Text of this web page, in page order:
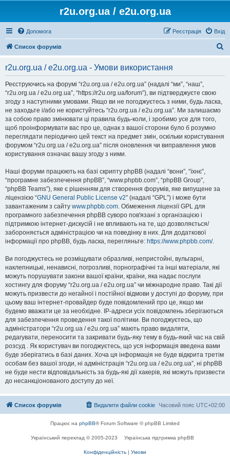
r2u.org.ua / e2u.org.ua
Допомога Вхід
Реєстрація
Список форумів
r2u.org.ua / e2u.org.ua - Умови використання
Реєструючись на форумі “r2u.org.ua / e2u.org.ua” (надалі “ми”, “наш”,
“r2u.org.ua / e2u.org.ua”, “https://r2u.org.ua/forum”), ви підтверджуєте свою
згоду з наступними умовами. Якщо ви не погоджуєтесь з ними, будь ласка,
не заходьте і/або не користуйтесь “r2u.org.ua / e2u.org.ua”. Ми залишаємо
за собою право змінювати ці правила будь-коли, і зробимо усе для того,
щоб проінформувати вас про це, однак з вашої сторони було б розумно
переглядати періодично цей текст на предмет змін, оскільки користування
форумом “r2u.org.ua / e2u.org.ua” після оновлення чи виправлення умов
користування означає вашу згоду з ними.
Наші форуми працюють на базі скрипту phpBB (надалі “вони”, “їхнє”,
“програмне забезпечення phpBB”, “www.phpbb.com”, “phpBB Group”,
“phpBB Teams”), яке є рішенням для створення форумів, яке випущене за
ліцензією “GNU General Public License v2” (надалі “GPL”) і може бути
завантаженим з сайту www.phpbb.com. Обмеження ліцензії GPL для
програмного забезпечення phpBB суворо пов'язані з організацією і
підтримкою інтернет-дискусій і не впливають на те, що дозволяється/
забороняється адміністрацією чи на поведінку в них. Для додаткової
інформації про phpBB, будь ласка, перегляньте: https://www.phpbb.com/.
Ви погоджуєтесь не розміщувати образливі, непристойні, вульгарні,
наклепницькі, ненависні, погрозливі, порнографічні та інші матеріали, які
можуть порушувати закони вашої країни, країни, яка надає послуги
хостингу для форуму “r2u.org.ua / e2u.org.ua” чи міжнародне право. Такі дії
можуть призвести до негайної і постійної відмови у доступі до форуму, при
цьому ваш інтернет-провайдер буде повідомлений про це, якщо ми
будемо вважати це за необхідне. IP-адреси усіх повідомлень зберігаються
для забезпечення проведення такої політики. Ви погоджуєтесь, що
адміністратори “r2u.org.ua / e2u.org.ua” мають право видаляти,
редагувати, переносити та закривати будь-яку тему в будь-який час на свій
розсуд . Як користувач ви погоджуєтесь, що уся інформація введена вами
буде зберігатись в базі даних. Хоча ця інформація не буде відкрита третім
особам без вашої згоди, ні адміністрація “r2u.org.ua / e2u.org.ua”, ні phpBB
не буде нести відповідальність за будь-які дії хакерів, які можуть призвести
до несанкціонованого доступу до неї.
Список форумів Часовий пояс UTC+02:00
Видалити файли cookie
Працює на phpBB® Forum Software © phpBB Limited
Український переклад © 2005-2023 Українська підтримка phpBB
Конфіденційність | Умови